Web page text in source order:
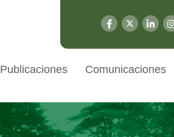
Publicaciones Comunicaciones